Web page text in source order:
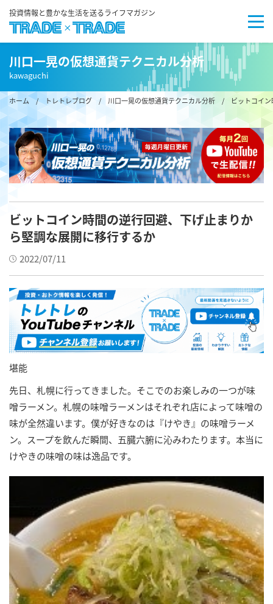
投資情報と豊かな生活を送るライフマガジン
川口一晃の仮想通貨テクニカル分析
kawaguchi
ホーム/ トレトレブログ / 川口一晃の仮想通貨テクニカル分析 / ビットコイン
ビットコイン時間の逆行回避、下げ止まりか
ら堅調な展開に移行するか
2022/07/11
堪能
先日、札幌に行ってきました。そこでのお楽しみの一つが味
噌ラーメン。札幌の味噌ラーメンはそれぞれ店によって味噌の
味が全然違います。僕が好きなのは『けやき』の味噌ラーメ
ン。スープを飲んだ瞬間、五臓六腑に沁みわたります。本当に
けやきの味噌の味は逸品です。